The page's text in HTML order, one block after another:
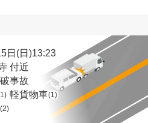
日(日)13:23
付近
事故
軽貨物車(1)
(2)